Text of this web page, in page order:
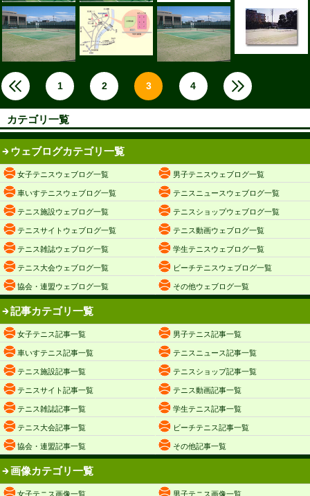
1 2 3 4
カテゴリ一覧
ウェブログカテゴリ一覧
女子テニスウェブログ一覧 男子テニスウェブログ一覧
車いすテニスウェブログ一覧 テニスニュースウェブログ一覧
テニス施設ウェブログ一覧 テニスショップウェブログ一覧
テニスサイトウェブログ一覧 テニス動画ウェブログ一覧
テニス雑誌ウェブログ一覧 学生テニスウェブログ一覧
テニス大会ウェブログ一覧 ビーチテニスウェブログ一覧
協会・連盟ウェブログ一覧 その他ウェブログ一覧
記事カテゴリ一覧
女子テニス記事一覧 男子テニス記事一覧
車いすテニス記事一覧 テニスニュース記事一覧
テニス施設記事一覧 テニスショップ記事一覧
テニスサイト記事一覧 テニス動画記事一覧
テニス雑誌記事一覧 学生テニス記事一覧
テニス大会記事一覧 ビーチテニス記事一覧
協会・連盟記事一覧 その他記事一覧
画像カテゴリ一覧
女子テニス画像一覧 男子テニス画像一覧